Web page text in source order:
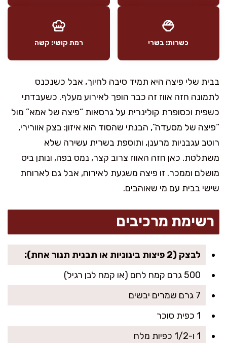
כשרות: בשרי רמת קושי: קשה
בבית שלי פיצה היא תמיד סיבה לחיוך, אבל כשנכנס
לתמונה חזה אווז זה כבר הופך לאירוע מעלף. כשעבדתי
כשפית וכסופרת קולינרית על גרסאות “פיצה של אמא” מול
“פיצה של מסעדה”, הבנתי שהסוד הוא איזון: בצק אוורירי,
רוטב עגבניות מרענן, ותוספת בשרית עשירה שלא
משתלטת. כאן חזה האווז צרוב קצר, נמס בפה, ונותן ביס
מושלם וממכר. זו פיצה משגעת לאירוח, אבל גם לארוחת
שישי בבית עם מי שאוהבים.
רשימת מרכיבים
לבצק (2 פיצות בינוניות או תבנית תנור אחת):
500 גרם קמח לחם (או קמח לבן רגיל)
7 גרם שמרים יבשים
1 כפית סוכר
1 ו-1/2 כפיות מלח